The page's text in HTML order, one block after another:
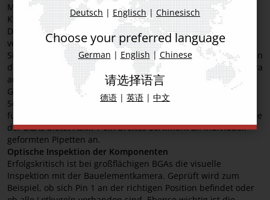
Moderne KI-Prozessoren benötigen eine enorme Anzahl von
Kontakten, die schon bald in die Zehntausende gehen wird.
Diese sind zudem unregelmäßig auf der Anschlussfläche
verteilt, so dass eine Beschreibung von Hand einer
Sisyphusarbeit gleichkäme. SIPLACE Bestückautomaten können
die Anordnung der Kontaktstellen über die Bauelementkamera
automatisch einlesen oder die entsprechenden
Geometriedaten des Herstellers über eine standardisierte
Schnittstelle übernehmen. Dies gilt selbstverständlich auch
für die SIPLACE Vision Teach Station. Für die sichere Aufnahme
der BGAs bietet ASMPT ein breites Sortiment an individuell
geformten Pipetten an.
Optische Inspektion der Komponenten
Erfolgskritisch ist bei großflächigen BGAs die visuelle
Inspektion mit der Bauelementkamera. Geprüft wird zum
Beispiel, ob sich Pin 1 an der richtigen Position befindet oder
Deutsch | Englisch |Chinesisch
Choose your preferred language
German | English| Chinese
请选择语言
德语 | 英语 | 中文